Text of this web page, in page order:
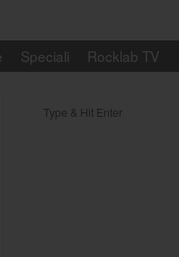
Speciali Rocklab TV